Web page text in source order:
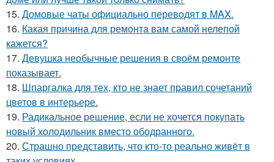
15. Домовые чаты официально переводят в MAX.
16. Какая причина для ремонта вам самой нелепой
кажется?
17. Девушка необычные решения в своём ремонте
показывает.
18. Шпаргалка для тех, кто не знает правил сочетаний
цветов в интерьере.
19. Радикальное решение, если не хочется покупать
новый холодильник вместо ободранного.
20. Страшно представить, что кто-то реально живёт в